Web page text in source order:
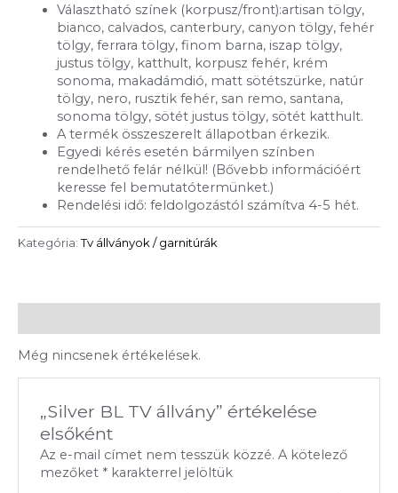
Választható színek (korpusz/front):artisan tölgy,
bianco, calvados, canterbury, canyon tölgy, fehér
tölgy, ferrara tölgy, finom barna, iszap tölgy,
justus tölgy, katthult, korpusz fehér, krém
sonoma, makadámdió, matt sötétszürke, natúr
tölgy, nero, rusztik fehér, san remo, santana,
sonoma tölgy, sötét justus tölgy, sötét katthult.
A termék összeszerelt állapotban érkezik.
Egyedi kérés esetén bármilyen színben
rendelhető felár nélkül! (Bővebb információért
keresse fel bemutatótermünket.)
Rendelési idő: feldolgozástól számítva 4-5 hét.
Kategória:Tv állványok / garnitúrák
Még nincsenek értékelések.
„Silver BL TV állvány” értékelése
elsőként
Az e-mail címet nem tesszük közzé. A kötelező
mezőket * karakterrel jelöltük